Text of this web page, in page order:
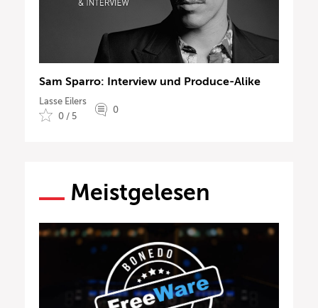
Sam Sparro: Interview und Produce-Alike
Lasse Eilers
0 / 5
0
Meistgelesen